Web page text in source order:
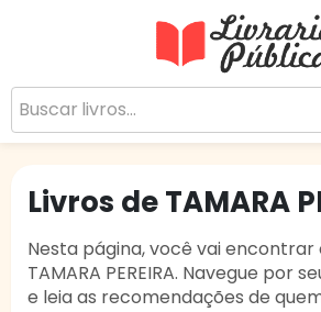
Sua Biblioteca
Livros de TAMARA
Nesta página, você vai encontrar
TAMARA PEREIRA. Navegue por
e leia as recomendações de